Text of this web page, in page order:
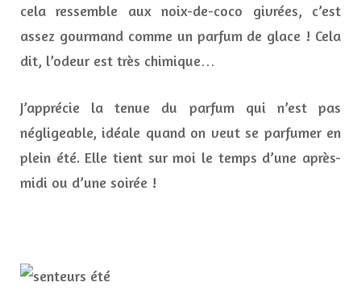
cela ressemble aux noix-de-coco givrées, c’est
assez gourmand comme un parfum de glace ! Cela
dit, l’odeur est très chimique…
J’apprécie la tenue du parfum qui n’est pas
négligeable, idéale quand on veut se parfumer en
plein été. Elle tient sur moi le temps d’une après-
midi ou d’une soirée !